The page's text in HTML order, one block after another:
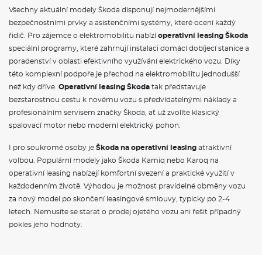
Tažné zařízení
Všechny aktuální modely Škoda disponují nejmodernějšími
bezpečnostními prvky a asistenčními systémy, které ocení každý
řidič. Pro zájemce o elektromobilitu nabízíoperativní leasing Škoda
speciální programy, které zahrnují instalaci domácí dobíjecí stanice a
poradenství v oblasti efektivního využívání elektrického vozu. Díky
této komplexní podpoře je přechod na elektromobilitu jednodušší
než kdy dříve. Operativní leasing Škoda tak představuje
bezstarostnou cestu k novému vozu s předvídatelnými náklady a
profesionálním servisem značky Škoda, ať už zvolíte klasický
spalovací motor nebo moderní elektrický pohon.
I pro soukromé osoby je Škoda na operativní leasing atraktivní
volbou. Populární modely jako Škoda Kamiq nebo Karoq na
operativní leasing nabízejí komfortní svezení a praktické využití v
každodenním životě. Výhodou je možnost pravidelné obměny vozu
za nový model po skončení leasingové smlouvy, typicky po 2-4
letech. Nemusíte se starat o prodej ojetého vozu ani řešit případný
pokles jeho hodnoty.